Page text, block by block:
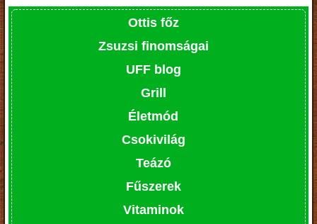
Ottis főz
Zsuzsi finomságai
UFF blog
Grill
Életmód
Csokivilág
Teázó
Fűszerek
Vitaminok